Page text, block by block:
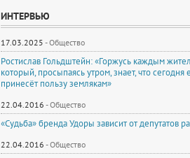
ИНТЕРВЬЮ
17.03.2025 -Общество
Ростислав Гольдштейн: «Горжусь каждым
который, просыпаясь утром, знает, что сегодня
принесёт пользу землякам»
22.04.2016 -Общество
«Судьба» бренда Удоры зависит от депутатов
22.04.2016 -Общество